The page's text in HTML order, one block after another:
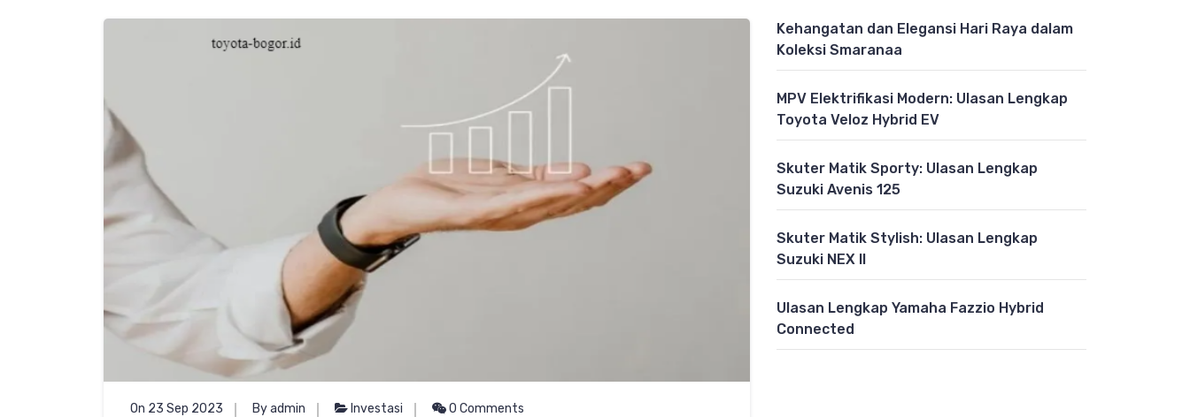
On 23 Sep 2023 By admin Investasi 0 Comments
Kehangatan dan Elegansi Hari Raya dalam
Koleksi Smaranaa
MPV Elektrifikasi Modern: Ulasan Lengkap
Toyota Veloz Hybrid EV
Skuter Matik Sporty: Ulasan Lengkap
Suzuki Avenis 125
Skuter Matik Stylish: Ulasan Lengkap
Suzuki NEX II
Ulasan Lengkap Yamaha Fazzio Hybrid
Connected